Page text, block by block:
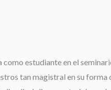
estudiante en el
tan magistral en su forma